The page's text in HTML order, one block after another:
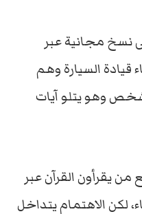
نسخ مجانية عبر
قيادة السيارة وهم
وهو يتلو آيات
يقرأون القرآن عبر
لكن الاهتمام يتداخل